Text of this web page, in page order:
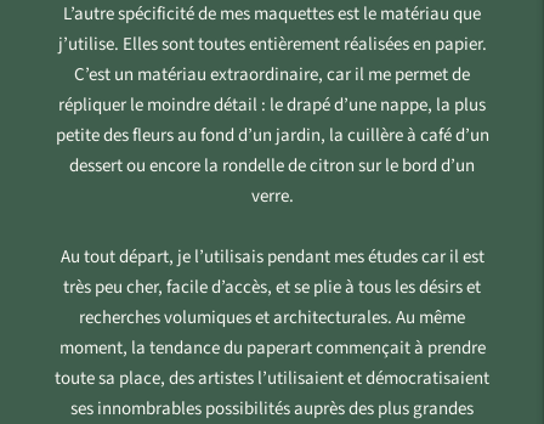
L’autre spécificité de mes maquettes est le matériau que
j’utilise. Elles sont toutes entièrement réalisées en papier.
C’est un matériau extraordinaire, car il me permet de
répliquer le moindre détail : le drapé d’une nappe, la plus
petite des fleurs au fond d’un jardin, la cuillère à café d’un
dessert ou encore la rondelle de citron sur le bord d’un
verre.
Au tout départ, je l’utilisais pendant mes études car il est
très peu cher, facile d’accès, et se plie à tous les désirs et
recherches volumiques et architecturales. Au même
moment, la tendance du paperart commençait à prendre
toute sa place, des artistes l’utilisaient et démocratisaient
ses innombrables possibilités auprès des plus grandes